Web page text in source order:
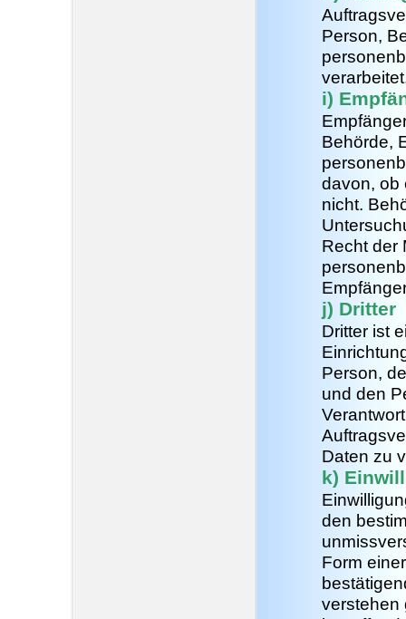
Person,
i)
Behörde,
davon, ob
nicht.
Recht der
j) Dritter
Dritter ist
Person,
und den
Daten zu
k)
den
Form
verstehen